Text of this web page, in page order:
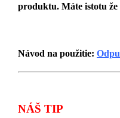
produktu. Máte istotu
Návod na použitie:
NÁŠ TIP